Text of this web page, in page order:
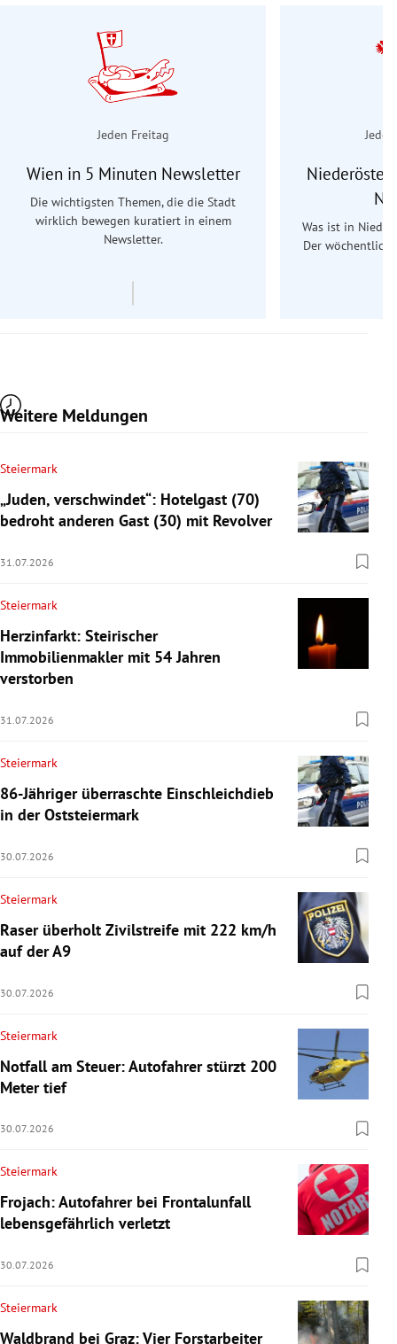
Jeden Freitag
Wien in 5 Minuten Newsletter
Die wichtigsten Themen, die die Stadt
wirklich bewegen kuratiert in einem
Newsletter.
Was ist in
Der
Weitere Meldungen
Steiermark
„Juden, verschwindet“: Hotelgast (70)
bedroht anderen Gast (30) mit Revolver
31.07.2026
Steiermark
Herzinfarkt: Steirischer
Immobilienmakler mit 54 Jahren
verstorben
31.07.2026
Steiermark
86-Jähriger überraschte Einschleichdieb
in der Oststeiermark
30.07.2026
Steiermark
Raser überholt Zivilstreife mit 222 km/h
auf der A9
30.07.2026
Steiermark
Notfall am Steuer: Autofahrer stürzt 200
Meter tief
30.07.2026
Steiermark
Frojach: Autofahrer bei Frontalunfall
lebensgefährlich verletzt
30.07.2026
Steiermark
Waldbrand bei Graz: Vier Forstarbeiter